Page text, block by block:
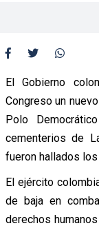
El Gobierno
Congreso un
Polo
cementerios de
fueron hallados
El ejército
de baja en
derechos